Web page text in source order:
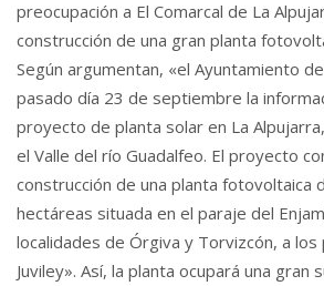
preocupación a El Comarcal de La
construcción de una gran planta
Según argumentan, «el Ayuntamiento
pasado día 23 de septiembre la
proyecto de planta solar en La
el Valle del río Guadalfeo. El proyecto
construcción de una planta fotovoltaica
hectáreas situada en el paraje del
localidades de Órgiva y Torvizcón, a los
Juviley». Así, la planta ocupará una gran